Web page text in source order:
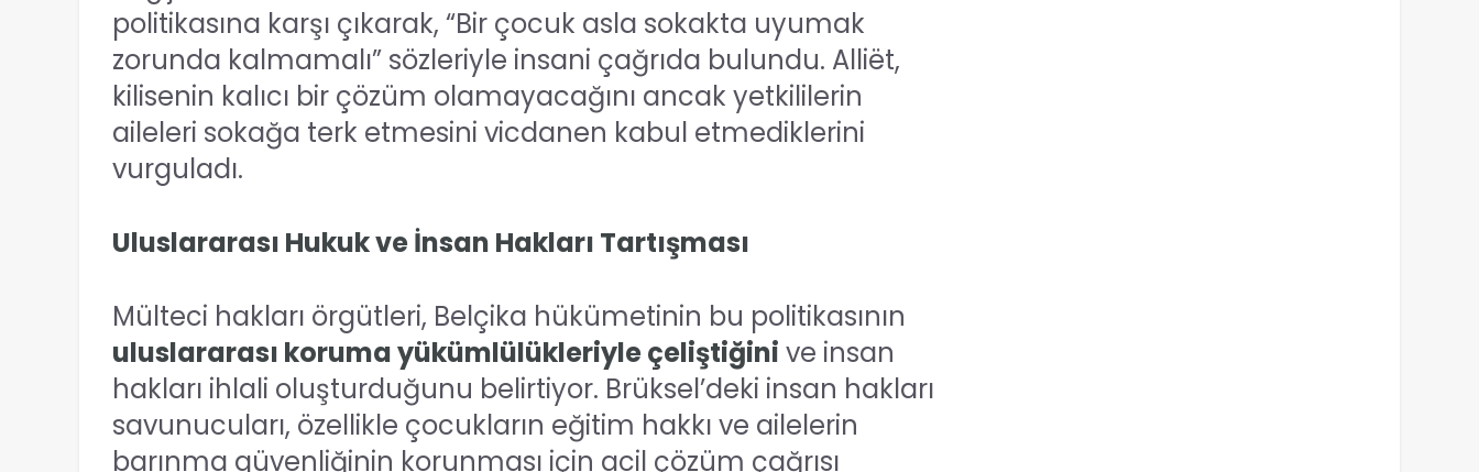
politikasına karşı çıkarak, “Bir çocuk asla sokakta uyumak
zorunda kalmamalı” sözleriyle insani çağrıda bulundu. Alliët,
kilisenin kalıcı bir çözüm olamayacağını ancak yetkililerin
aileleri sokağa terk etmesini vicdanen kabul etmediklerini
vurguladı.
Uluslararası Hukuk ve İnsan Hakları Tartışması
Mülteci hakları örgütleri, Belçika hükümetinin bu politikasının
uluslararası koruma yükümlülükleriyle çeliştiğini ve insan
hakları ihlali oluşturduğunu belirtiyor. Brüksel’deki insan hakları
savunucuları, özellikle çocukların eğitim hakkı ve ailelerin
barınma güvenliğinin korunması için acil çözüm çağrısı